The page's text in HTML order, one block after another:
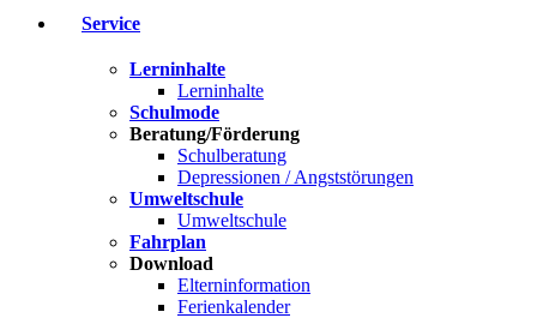
Service
Lerninhalte
Lerninhalte
Schulmode
Beratung/Förderung
Schulberatung
Depressionen / Angststörungen
Umweltschule
Umweltschule
Fahrplan
Download
Elterninformation
Ferienkalender